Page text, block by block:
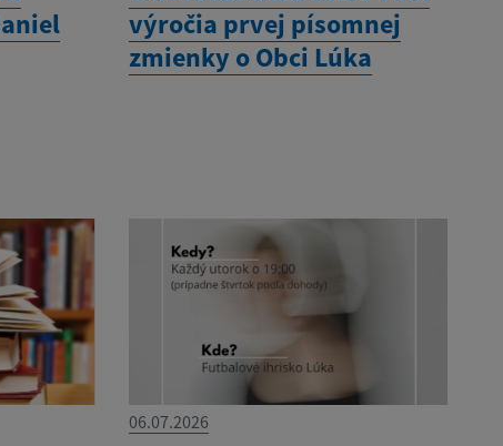
výročia prvej písomnej
zmienky o Obci Lúka
06.07.2026